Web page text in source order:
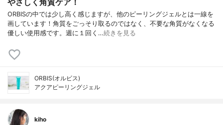
やさしく角質ケア！
ORBISの中では少し高く感じますが、他のピーリングジェルとは一線を
画しています！角質をごっそり取るのではなく、不要な角質がなくなる
優しい使用感です。週に１回く…続きを見る
ORBIS(オルビス)
アクアピーリングジェル
kiho